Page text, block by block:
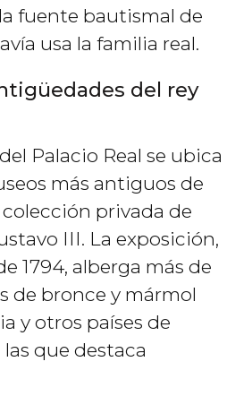
fuente bautismal de
usa la familia real.
del rey
Palacio Real se ubica
más antiguos de
privada de
III. La exposición,
1794, alberga más de
de bronce y mármol
y otros países de
que destaca